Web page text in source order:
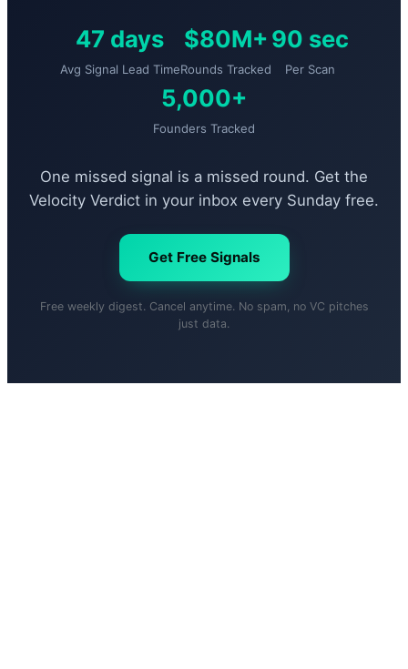
47 days
Avg Signal Lead Time
$80M+
Rounds Tracked
90 sec
Per Scan
5,000+
Founders Tracked
One missed signal is a missed round. Get the
Velocity Verdict in your inbox every Sunday free.
Get Free Signals
Free weekly digest. Cancel anytime. No spam, no VC pitches
just data.